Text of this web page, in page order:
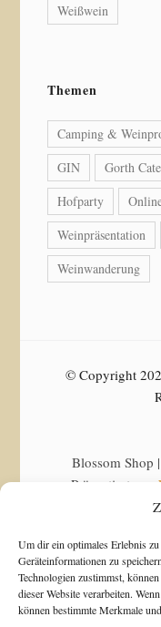
Um dir ein optimales Erlebnis
Geräteinformationen zu
Technologien zustimmst,
dieser Website verarbeiten.
können bestimmte Merkmale
Weißwein
Themen
Camping &
GIN
Gorth
Hofparty
Weinpräsentation
Weinwanderung
© Copyright
Blossom Shop
Präsentiert von
Alle Preise